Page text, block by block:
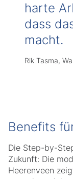
harte
dass
macht.
Rik Tasma,
Benefits
Die Step-by-
Zukunft: Die
Heerenveen